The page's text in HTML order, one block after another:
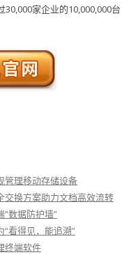
家企业的10,000,000台
管理移动存储设备
交换方案助力文档高效流转
数据防护墙”
看得见，能追溯”
终端软件